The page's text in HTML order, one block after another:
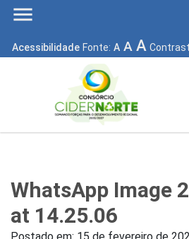
menu
Acessibilidade Fonte: A A A
WhatsApp Image
at 14.25.06